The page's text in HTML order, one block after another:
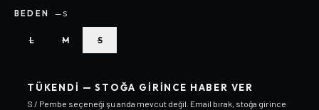
BEDEN —S
L M S
TÜKENDI — STOĞA GIRINCE HABER VER
S / Pembe seçeneği şu anda mevcut değil. Email bırak, stoğa girince